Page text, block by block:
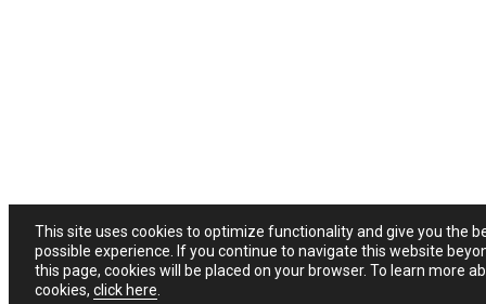
This site uses cookies to optimize functionality and give you the
possible experience. If you continue to navigate this website
this page, cookies will be placed on your browser. To learn more
cookies, click here